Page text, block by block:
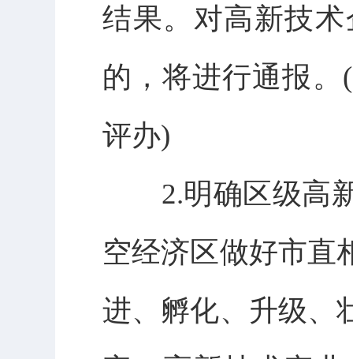
结果。对高新技
的，将进行通报
评办)
2.明确区级高新
空经济区做好市直
进、孵化、升级、